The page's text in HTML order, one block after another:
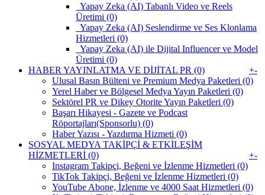
Yapay Zeka (AI) Tabanlı Video ve Reels
Üretimi (0)
Yapay Zeka (AI) Seslendirme ve Ses Klonlama
Hizmetleri (0)
Yapay Zeka (AI) ile Dijital Influencer ve Model
Üretimi (0)
HABER YAYINLATMA VE DİJİTAL PR (0)
+-
Ulusal Basın Bülteni ve Premium Medya Paketleri (0)
Yerel Haber ve Bölgesel Medya Yayın Paketleri (0)
Sektörel PR ve Dikey Otorite Yayın Paketleri (0)
Başarı Hikayesi - Gazete ve Podcast
Röportajları(Sponsorlu) (0)
Haber Yazısı - Yazdırma Hizmeti (0)
SOSYAL MEDYA TAKİPÇİ & ETKİLEŞİM
HİZMETLERİ (0)
+-
Instagram Takipçi, Beğeni ve İzlenme Hizmetleri (0)
TikTok Takipçi, Beğeni ve İzlenme Hizmetleri (0)
YouTube Abone, İzlenme ve 4000 Saat Hizmetleri (0)